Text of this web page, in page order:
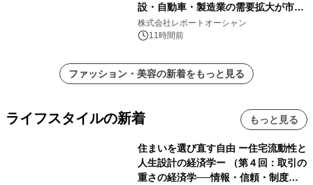
設・自動車・製造業の需要拡大が市場
を牽引
株式会社レポートオーシャン
11時間前
ファッション・美容の新着をもっと見る
ライフスタイルの新着 もっと見る
住まいを選び直す自由 ー住宅流動性と
人生設計の経済学ー （第４回：取引の
重さの経済学──情報・信頼・制度を